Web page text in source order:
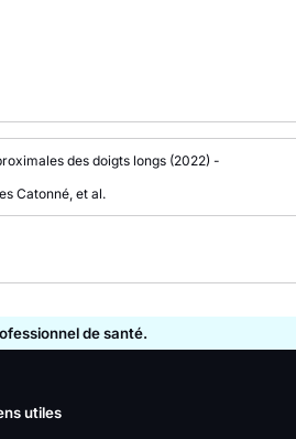
des doigts longs (2022) -
Catonné, et al.
de santé.
utiles